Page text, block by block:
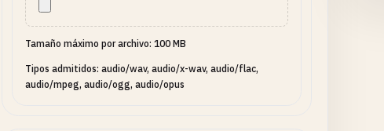
Tamaño máximo por archivo: 100 MB
Tipos admitidos: audio/wav, audio/x-wav, audio/flac,
audio/mpeg, audio/ogg, audio/opus